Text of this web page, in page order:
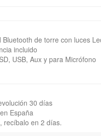
Bluetooth de torre con luces
incluido
USB, Aux y para Micrófono
30 días
España
recíbalo en 2 días.